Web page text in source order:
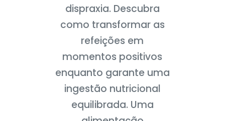
dispraxia. Descubra
como transformar as
refeições em
momentos positivos
enquanto garante uma
ingestão nutricional
equilibrada. Uma